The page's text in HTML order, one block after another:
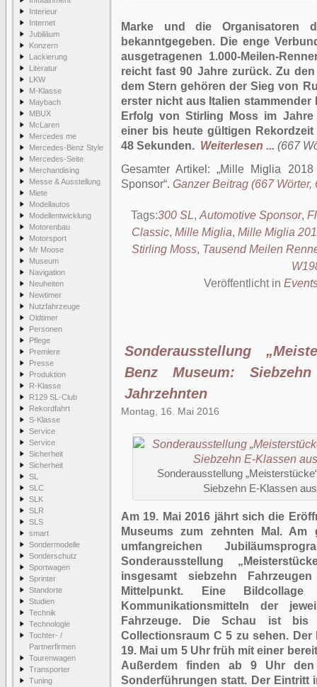
Interieur
Internet
Jubiläum
Konzern
Lackierung
Literatur
LKW
M-Klasse
Maybach
MBUX
McLaren
Mercedes me
Mercedes-Benz Style
Mercedes-Seite
Merchandising
Messe & Ausstellung
Miete
Modellautos
Modellentwicklung
Motorenbau
Motorsport
Mr Moose
Museum
Navigation
Neuheiten
Newtimer
Nutzfahrzeuge
Oldtimer
Personen
Pflege
Premiere
Presse
Produktion
R-Klasse
R129 SL-Club
Rekordfahrt
S-Klasse
Service
Service
Sicherheit
Sicherheit
SL
SLC
SLK
SLR
SLS
smart
Sondermodelle
Sonderschutz
Sportwagen
Sprinter
Standorte
Studien
Technik
Technologie
Tochter- /
Partnerfirmen
Tourenwagen
Transporter
Tuning
Marke und die Organisatoren
bekanntgegeben. Die enge
ausgetragenen 1.000-Meilen-
reicht fast 90 Jahre zurück. Zu
dem Stern gehören der Sieg von
erster nicht aus Italien
Erfolg von Stirling Moss im
einer bis heute gültigen
48 Sekunden. Weiterlesen ... (667
Gesamter Artikel: Mille Miglia 2018
Sponsor . Ganzer Beitrag (667 Wörter,
Tags:300 SL, Automotive Sponsor,
Classic, Mille Miglia, Mille Miglia
Stirling Moss, Tausend Meilen
Veröffentlicht in
Sonderausstellung
Benz Museum:
Jahrzehnten
Montag, 16. Mai 2016
Sonderausstellung
Siebzehn E-Klassen
Am 19. Mai 2016 jährt sich die
Museums zum zehnten Mal.
umfangreichen
Sonderausstellung
insgesamt siebzehn
Mittelpunkt. Eine
Kommunikationsmitteln der
Fahrzeuge. Die Schau ist
Collectionsraum C 5 zu sehen.
19. Mai um 5 Uhr früh mit einer
Außerdem finden ab 9 Uhr
Sonderführungen statt. Der Eintritt